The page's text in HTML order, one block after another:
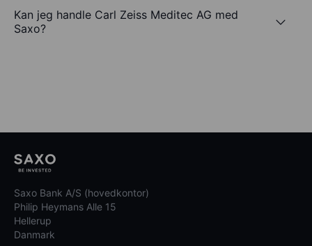
Kan jeg handle Carl Zeiss Meditec AG med
Saxo?
Saxo Bank A/S (hovedkontor)
Philip Heymans Alle 15
Hellerup
Danmark